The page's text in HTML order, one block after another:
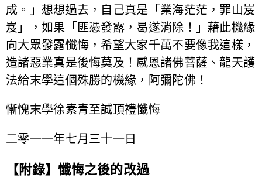
成。」想想過去，自己真是「業海茫茫，罪山岌
岌」，如果「匪憑發露，曷遂消除！」藉此機緣
向大眾發露懺悔，希望大家千萬不要像我這樣，
造諸惡業真是後悔莫及！感恩諸佛菩薩、龍天護
法給末學這個殊勝的機緣，阿彌陀佛！
慚愧末學徐素青至誠頂禮懺悔
二零一一年七月三十一日
【附錄】懺悔之後的改過